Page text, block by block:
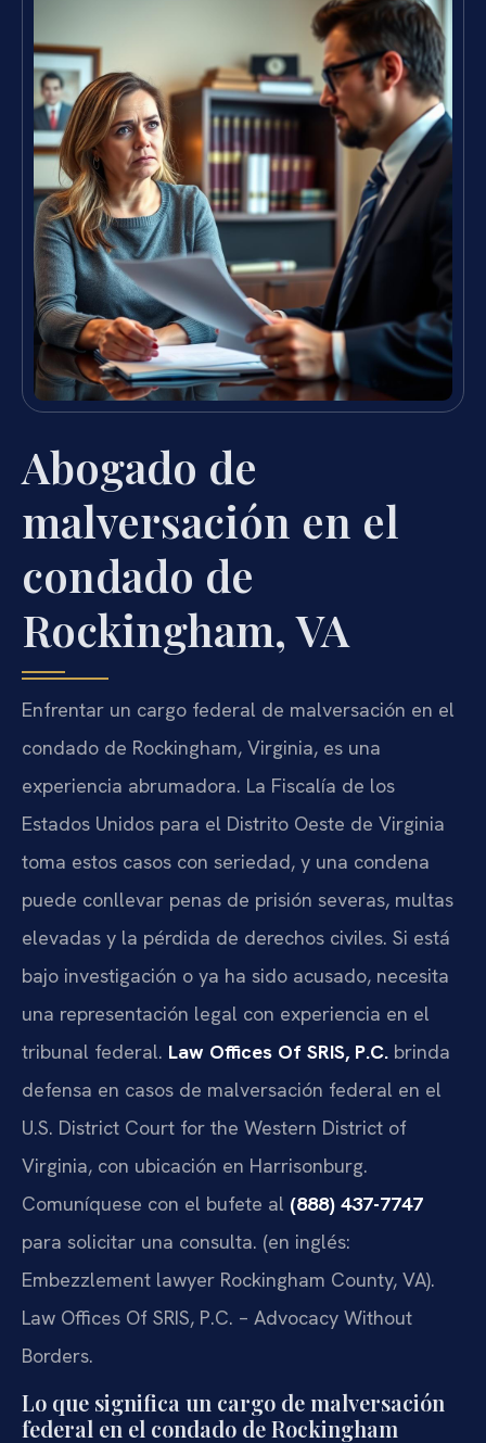
Abogado de
malversación en el
condado de
Rockingham, VA
Enfrentar un cargo federal de malversación en el
condado de Rockingham, Virginia, es una
experiencia abrumadora. La Fiscalía de los
Estados Unidos para el Distrito Oeste de Virginia
toma estos casos con seriedad, y una condena
puede conllevar penas de prisión severas, multas
elevadas y la pérdida de derechos civiles. Si está
bajo investigación o ya ha sido acusado, necesita
una representación legal con experiencia en el
tribunal federal. Law Offices Of SRIS, P.C. brinda
defensa en casos de malversación federal en el
U.S. District Court for the Western District of
Virginia, con ubicación en Harrisonburg.
Comuníquese con el bufete al (888) 437-7747
para solicitar una consulta. (en inglés:
Embezzlement lawyer Rockingham County, VA).
Law Offices Of SRIS, P.C. – Advocacy Without
Borders.
Lo que significa un cargo de malversación
federal en el condado de Rockingham